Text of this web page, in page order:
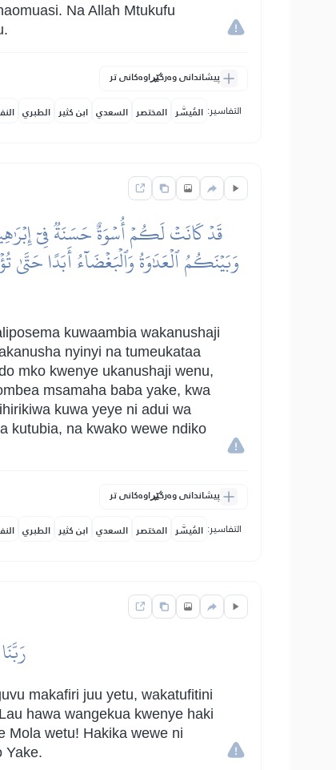
Na Allah Mtukufu
پیشاندانی وەرگێڕاوەکانی تر
التفاسير: المُيسَّر المختصر السعدي ابن كثير الطبري
قَدۡ كَانَتۡ لَكُمۡ أُسۡوَةٌ حَسَنَةٞ فِيٓ
وَبَيۡنَكُمُ ٱلۡعَدَٰوَةُ وَٱلۡبَغۡضَآءُ أَبَدًا حَتَّىٰ
kuwaambia wakanushaji
nyinyi na tumeukataa
mko kwenye ukanushaji wenu,
msamaha baba yake, kwa
kuwa yeye ni adui wa
kutubia, na kwako wewe ndiko
پیشاندانی وەرگێڕاوەکانی تر
التفاسير: المُيسَّر المختصر السعدي ابن كثير الطبري
makafiri juu yetu, wakatufitini
hawa wangekua kwenye haki
Mola wetu! Hakika wewe ni
Yake.